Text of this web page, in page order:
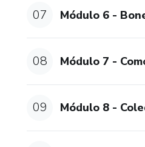
07 Módulo 6 -
08 Módulo 7 -
09 Módulo 8 -